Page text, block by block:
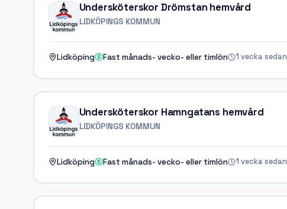
Undersköterskor Drömstan hemvård
LIDKÖPINGS KOMMUN
Lidköping Fast månads- vecko- eller timlön 1 vecka sedan
Undersköterskor Hamngatans hemvård
LIDKÖPINGS KOMMUN
Lidköping Fast månads- vecko- eller timlön 1 vecka sedan